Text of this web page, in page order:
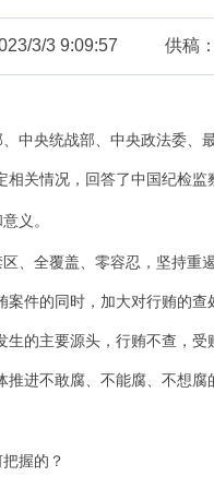
3/3 9:09:57 供稿
中央统战部、中央政法委
关情况，回答了中国纪检监
义。
、全覆盖、零容忍，坚持
件的同时，加大对行贿的
的主要源头，行贿不查，
进不敢腐、不能腐、不想
握的？